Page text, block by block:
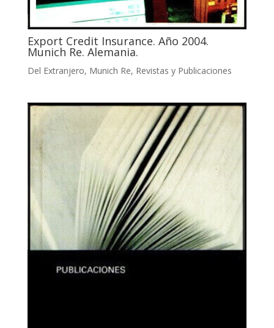
Export Credit Insurance. Año 2004.
Munich Re. Alemania.
Del Extranjero, Munich Re, Revistas y Publicaciones